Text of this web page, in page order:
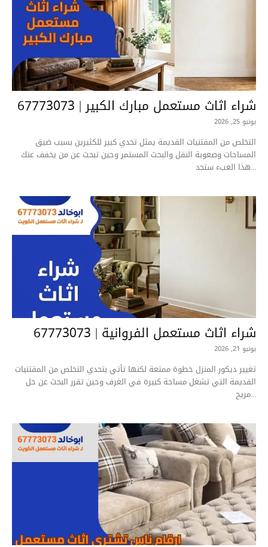
شراء اثاث مستعمل مبارك الكبير | 67773073
يونيو 25, 2026
التخلص من المقتنيات القديمة يمثل تحدي كبير للكثيرين بسبب ضيق
المساحات وصعوبة النقل والبحث المستمر وحين تبحث عن من يخفف عنك
هذا العبء ستجد...
شراء اثاث مستعمل الفروانية | 67773073
يونيو 21, 2026
تغيير ديكور المنزل خطوة ممتعة لكنها تأتي بتحدي التخلص من المقتنيات
القديمة التي تشغل مساحة كبيرة في الغرف وحين تقرر البحث عن حل
مريح...